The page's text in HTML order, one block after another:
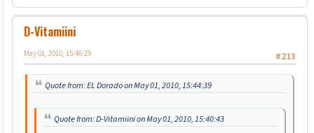
D-Vitamiini
#213
May 01, 2010, 15:46:29
Quote from: EL Dorado on May 01, 2010, 15:44:39
Quote from: D-Vitamiini on May 01, 2010, 15:40:43